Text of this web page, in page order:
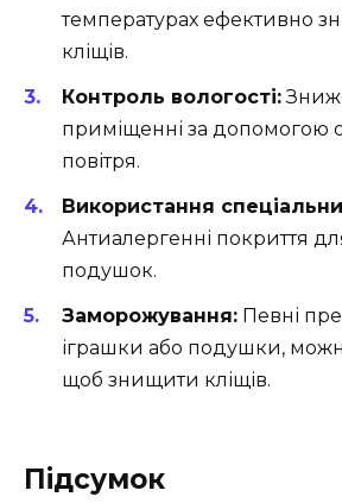
температурах ефективно
кліщів.
Контроль вологості:
приміщенні за допомогою
повітря.
Використання
Антиалергенні покриття
подушок.
Заморожування: Певні
іграшки або подушки,
щоб знищити кліщів.
Підсумок